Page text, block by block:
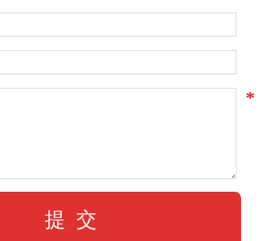
如此，品牌以精湛的工艺和舒适
予每一双鞋子更深层次的意义。
放个性
选择。从俏皮的凉鞋、运动风的
的小白鞋，每一款鞋子都蕴含着
*